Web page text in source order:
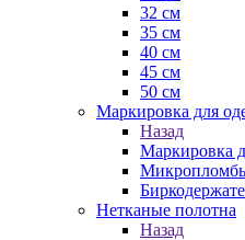
32 см
35 см
40 см
45 см
50 см
Маркировка для
Назад
Маркировка
Нетканые полотна
Назад